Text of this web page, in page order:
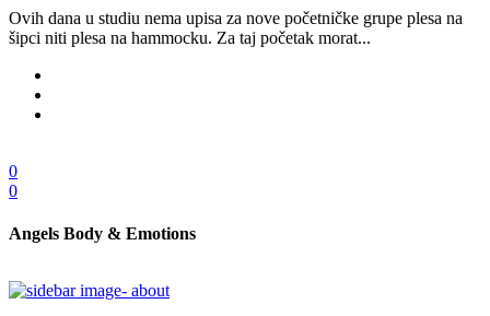
Ovih dana u studiu nema upisa za nove početničke grupe plesa na
šipci niti plesa na hammocku. Za taj početak morat...
0
0
Angels Body & Emotions